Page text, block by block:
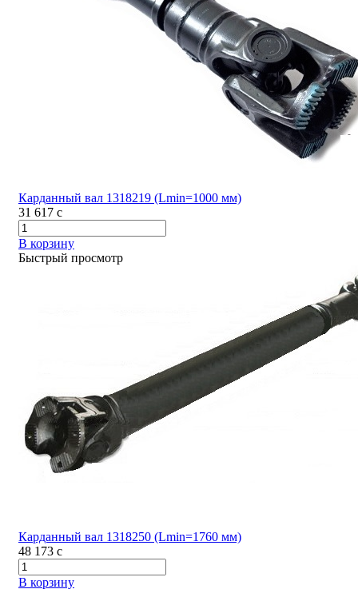
Карданный вал 1318219 (Lmin=1000 мм)
31 617 c
В корзину
Быстрый просмотр
Карданный вал 1318250 (Lmin=1760 мм)
48 173 c
В корзину